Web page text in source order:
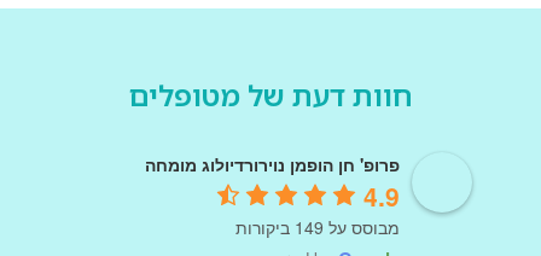
חוות דעת של מטופלים
פרופ' חן הופמן נוירורדיולוג מומחה
4.9
מבוסס על 149 ביקורות